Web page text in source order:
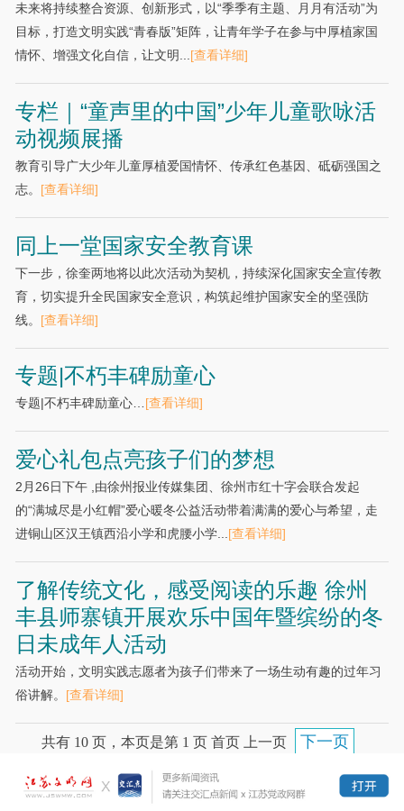
未来将持续整合资源、创新形式，以“季季有主题、月月有活动”为
目标，打造文明实践“青春版”矩阵，让青年学子在参与中厚植家国
情怀、增强文化自信，让文明... [查看详细]
专栏｜“童声里的中国”少年儿童歌咏活
动视频展播
教育引导广大少年儿童厚植爱国情怀、传承红色基因、砥砺强国之
志。 [查看详细]
同上一堂国家安全教育课
下一步，徐奎两地将以此次活动为契机，持续深化国家安全宣传教
育，切实提升全民国家安全意识，构筑起维护国家安全的坚强防
线。 [查看详细]
专题|不朽丰碑励童心
专题|不朽丰碑励童心…[查看详细]
爱心礼包点亮孩子们的梦想
2月26日下午 ,由徐州报业传媒集团、徐州市红十字会联合发起
的“满城尽是小红帽”爱心暖冬公益活动带着满满的爱心与希望，走
进铜山区汉王镇西沿小学和虎腰小学...[查看详细]
了解传统文化，感受阅读的乐趣 徐州
丰县师寨镇开展欢乐中国年暨缤纷的冬
日未成年人活动
活动开始，文明实践志愿者为孩子们带来了一场生动有趣的过年习
俗讲解。 [查看详细]
共有 10 页，本页是第 1 页 首页 上一页
下一页
末页
跳转到